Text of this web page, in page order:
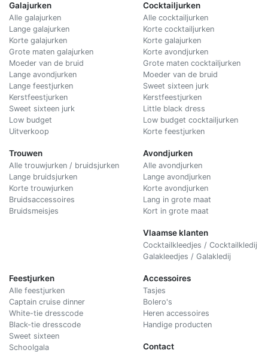
Galajurken
Alle galajurken
Lange galajurken
Korte galajurken
Grote maten galajurken
Moeder van de bruid
Lange avondjurken
Lange feestjurken
Kerstfeestjurken
Sweet sixteen jurk
Low budget
Uitverkoop
Trouwen
Alle trouwjurken / bruidsjurken
Lange bruidsjurken
Korte trouwjurken
Bruidsaccessoires
Bruidsmeisjes
Cocktailjurken
Alle cocktailjurken
Korte cocktailjurken
Korte galajurken
Korte avondjurken
Grote maten cocktailjurken
Moeder van de bruid
Sweet sixteen jurk
Kerstfeestjurken
Little black dress
Low budget cocktailjurken
Korte feestjurken
Avondjurken
Alle avondjurken
Lange avondjurken
Korte avondjurken
Lang in grote maat
Kort in grote maat
Vlaamse klanten
Cocktailkleedjes / Cocktailkledij
Galakleedjes / Galakledij
Feestjurken
Alle feestjurken
Captain cruise dinner
White-tie dresscode
Black-tie dresscode
Sweet sixteen
Schoolgala
Accessoires
Tasjes
Bolero's
Heren accessoires
Handige producten
Contact